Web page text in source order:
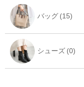
バッグ
シューズ